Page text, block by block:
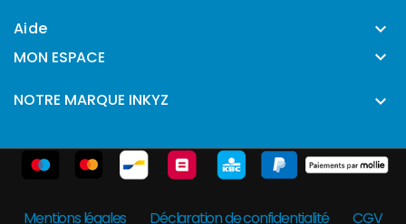
Aide 
MON ESPACE 
NOTRE MARQUE INKYZ 
Mentions légales Déclaration de confidentialité CGV